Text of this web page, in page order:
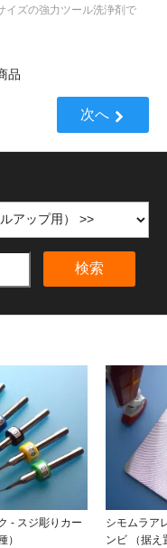
イズの強力ツール洗浄剤で
品
次へ
検索
- スジ彫りカー
）
シモムラア
ンビ （据え